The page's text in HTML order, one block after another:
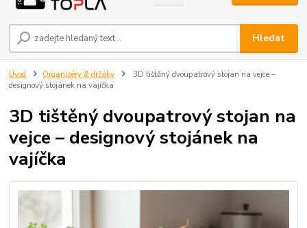
Hledat
Úvod Organizéry & držáky
3D tištěný dvoupatrový stojan na vejce –
designový stojánek na vajíčka
3D tištěný dvoupatrový stojan na
vejce – designový stojánek na
vajíčka